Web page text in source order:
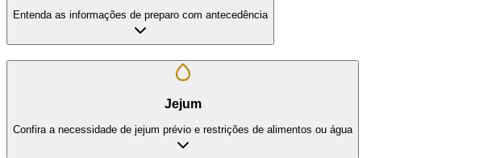
Entenda as informações de preparo com antecedência
Jejum
Confira a necessidade de jejum prévio e restrições de alimentos ou água